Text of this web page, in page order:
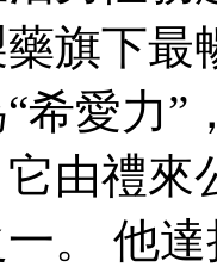
旗下
希愛力”
由禮來
。 他